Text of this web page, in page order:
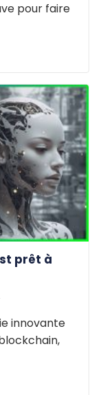
pour faire
prêt à
innovante